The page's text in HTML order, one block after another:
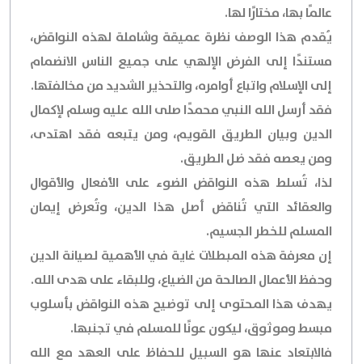
عالمًا بها، مختارًا لها.
يُقدم هذا الوصف نظرة عميقة وشاملة لهذه النواقض،
مستندًا إلى الفرض الإلهي على جميع الناس الانضمام
إلى الإسلام واتباع أوامره، والتحذير الشديد من مخالفتها.
فقد أرسل الله النبي محمدًا صلى الله عليه وسلم لإكمال
الدين وبيان الطريق القويم، ومن يتبعه فقد اهتدى،
ومن يعصه فقد ضل الطريق.
لذا، تُسلط هذه النواقض الضوء على الأفعال والأقوال
والعقائد التي تُناقض أصل هذا الدين، وتُعرض إيمان
المسلم للخطر الجسيم.
إن معرفة هذه المبطلات غاية في الأهمية لصيانة الدين
وحفظ الأعمال الصالحة من الضياع، وللبقاء على هدى الله.
يهدف هذا المحتوى إلى توضيح هذه النواقض بأسلوب
مبسط وموثوق، ليكون عونًا للمسلم في تجنبها.
فالابتعاد عنها هو السبيل للحفاظ على العهد مع الله